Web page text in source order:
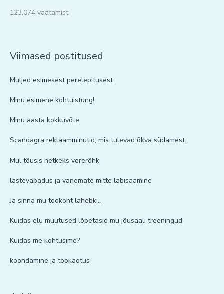
123,074 vaatamist
Viimased postitused
Muljed esimesest perelepitusest
Minu esimene kohtuistung!
Minu aasta kokkuvõte
Scandagra reklaamminutid, mis tulevad õkva südamest.
Mul tõusis hetkeks vererõhk
lastevabadus ja vanemate mitte läbisaamine
Ja sinna mu töökoht lähebki..
Kuidas elu muutused lõpetasid mu jõusaali treeningud
Kuidas me kohtusime?
koondamine ja töökaotus